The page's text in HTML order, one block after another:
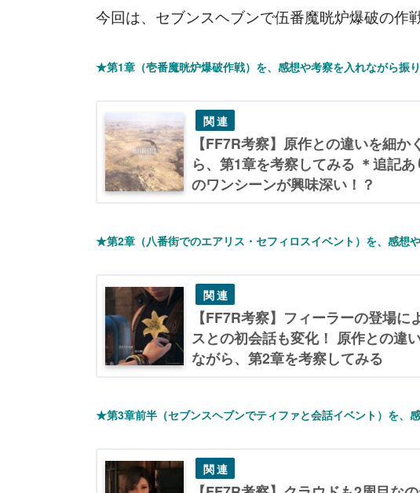
今回は、セブンスヘブンで伍番魔晄炉爆破の作
★第1章（壱番魔晄炉爆破作戦）を、感想や考察を入れながら振
【FF7R考察】原作との違いを細か
ら、第1章を考察してみる ＊追記
のワンシーンが興味深い！？
★第2章（八番街でのエアリス・セフィロスイベント）を、感想
【FF7R考察】フィーラーの登場に
スとの初会話も変化！ 原作との違
ながら、第2章を考察してみる
★第3章前半（セブンスヘブンでティファと会話イベント）を、